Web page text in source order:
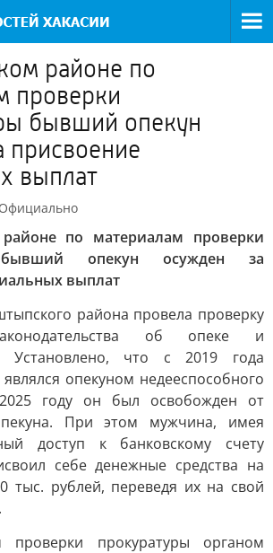
районе по
проверки
бывший опекун
присвоение
выплат
Официально
по материалам проверки
бывший опекун осужден за
выплат
района провела проверку
об опеке и
Установлено, что с 2019 года
опекуном недееспособного
году он был освобожден от
При этом мужчина, имея
доступ к банковскому счету
себе денежные средства на
тыс. рублей, переведя их на свой
прокуратуры органом